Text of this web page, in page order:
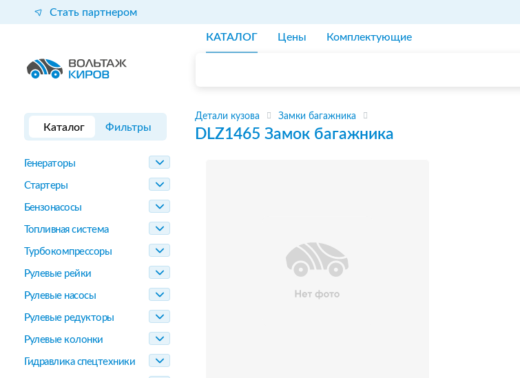
Стать партнером
КАТАЛОГ Цены Комплектующие
Каталог Фильтры
Генераторы
Стартеры
Бензонасосы
Топливная система
Турбокомпрессоры
Рулевые рейки
Рулевые насосы
Рулевые редукторы
Рулевые колонки
Гидравлика спецтехники
Детали кузова Замки багажника
DLZ1465 Замок багажника